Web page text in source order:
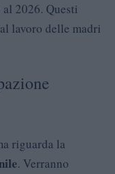
2026. Questi
lavoro delle madri
riguarda la
. Verranno